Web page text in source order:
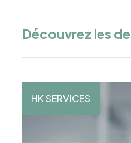
Découvrez les
HK SERVICES